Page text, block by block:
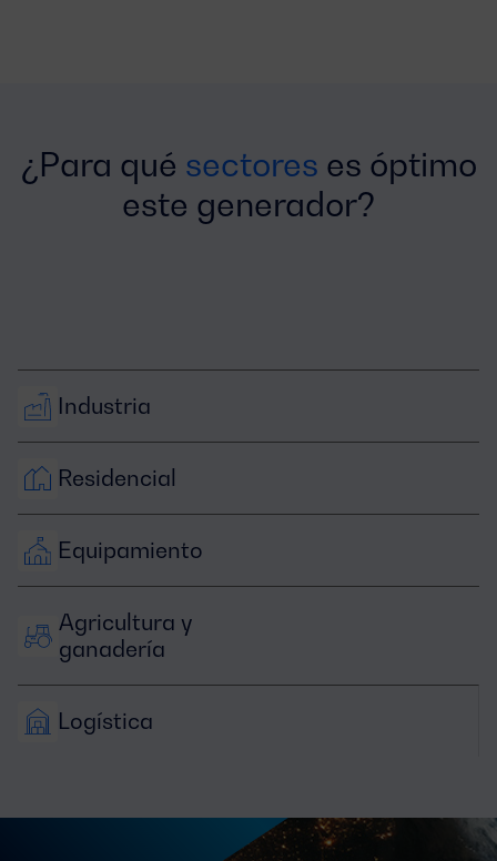
¿Para qué sectores es óptimo
este generador?
Industria
Residencial
Equipamiento
Agricultura y
ganadería
Logística